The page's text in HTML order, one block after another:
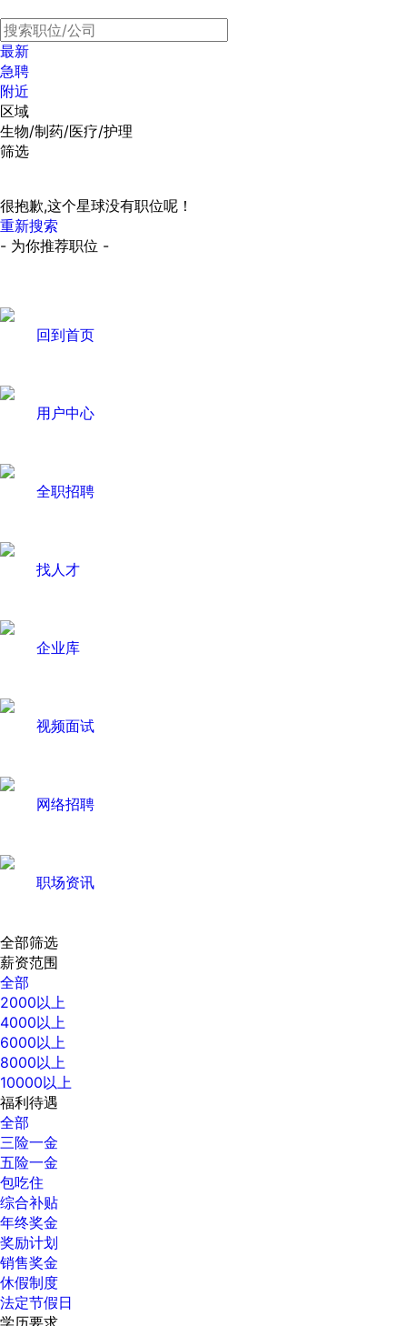
最新
急聘
附近
区域
生物/制药/医疗/护理
筛选
很抱歉,这个星球没有职位呢！
重新搜索
- 为你推荐职位 -
回到首页
用户中心
全职招聘
找人才
企业库
视频面试
网络招聘
职场资讯
全部筛选
薪资范围
全部
2000以上
4000以上
6000以上
8000以上
10000以上
福利待遇
全部
三险一金
五险一金
包吃住
综合补贴
年终奖金
奖励计划
销售奖金
休假制度
法定节假日
学历要求